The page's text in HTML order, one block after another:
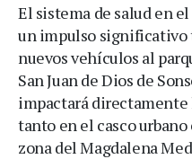
El sistema de salud en
un impulso significativo
nuevos vehículos al
San Juan de Dios de
impactará directamente
tanto en el casco
zona del Magdalena